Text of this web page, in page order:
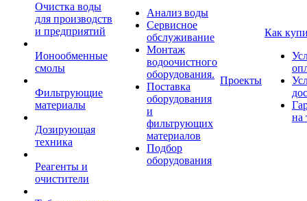
Очистка воды
для производств
и предприятий
Ионообменные
смолы
Фильтрующие
материалы
Дозирующая
техника
Реагенты и
очистители
Анализ воды
Сервисное
обслуживание
Монтаж
водоочистного
оборудования.
Поставка
оборудования
и
фильтрующих
материалов
Подбор
оборудования
Проекты
Как
на